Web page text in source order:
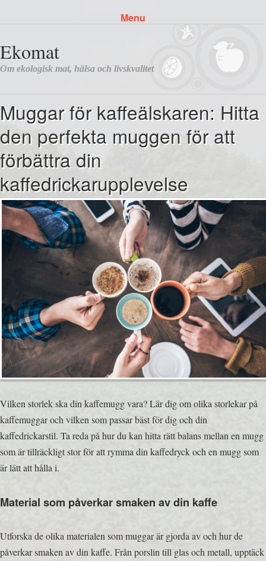
Menu
Muggar för kaffeälskaren: Hitta
den perfekta muggen för att
förbättra din
kaffedrickarupplevelse
Vilken storlek ska din kaffemugg vara? Lär dig om olika storlekar på
kaffemuggar och vilken som passar bäst för dig och din
kaffedrickarstil. Ta reda på hur du kan hitta rätt balans mellan en mugg
som är tillräckligt stor för att rymma din kaffedryck och en mugg som
är lätt att hålla i.
Material som påverkar smaken av din kaffe
Utforska de olika materialen som muggar är gjorda av och hur de
påverkar smaken av din kaffe. Från porslin till glas och metall, upptäck